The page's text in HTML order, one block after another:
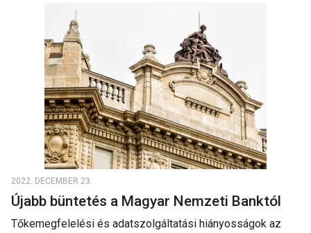
2022. DECEMBER 23.
Újabb büntetés a Magyar Nemzeti Banktól
Tőkemegfelelési és adatszolgáltatási hiányosságok az